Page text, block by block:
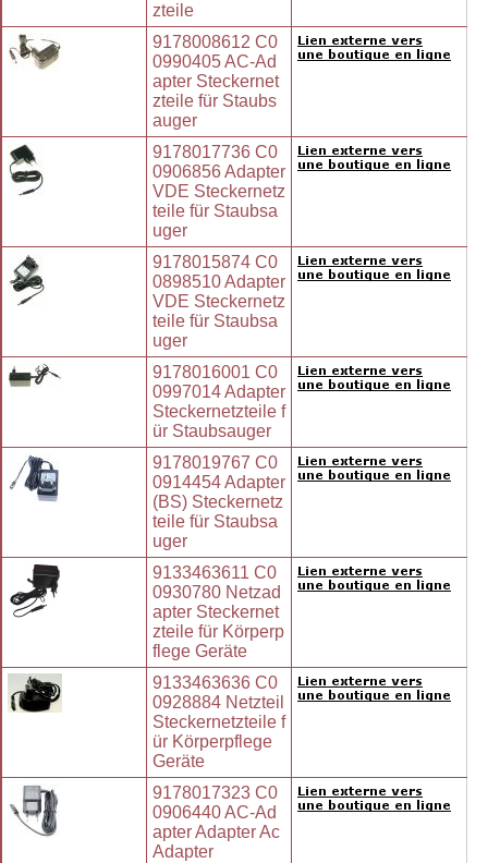
zteile
9178008612 C0
0990405 AC-Ad
apter Steckernet
zteile für Staubs
auger
9178017736 C0
0906856 Adapter
VDE Steckernetz
teile für Staubsa
uger
9178015874 C0
0898510 Adapter
VDE Steckernetz
teile für Staubsa
uger
9178016001 C0
0997014 Adapter
Steckernetzteile f
ür Staubsauger
9178019767 C0
0914454 Adapter
(BS) Steckernetz
teile für Staubsa
uger
9133463611 C0
0930780 Netzad
apter Steckernet
zteile für Körperp
flege Geräte
9133463636 C0
0928884 Netzteil
Steckernetzteile f
ür Körperpflege
Geräte
9178017323 C0
0906440 AC-Ad
apter Adapter Ac
Adapter